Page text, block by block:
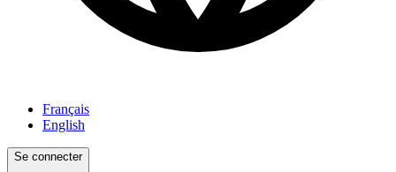
Français
English
Se connecter